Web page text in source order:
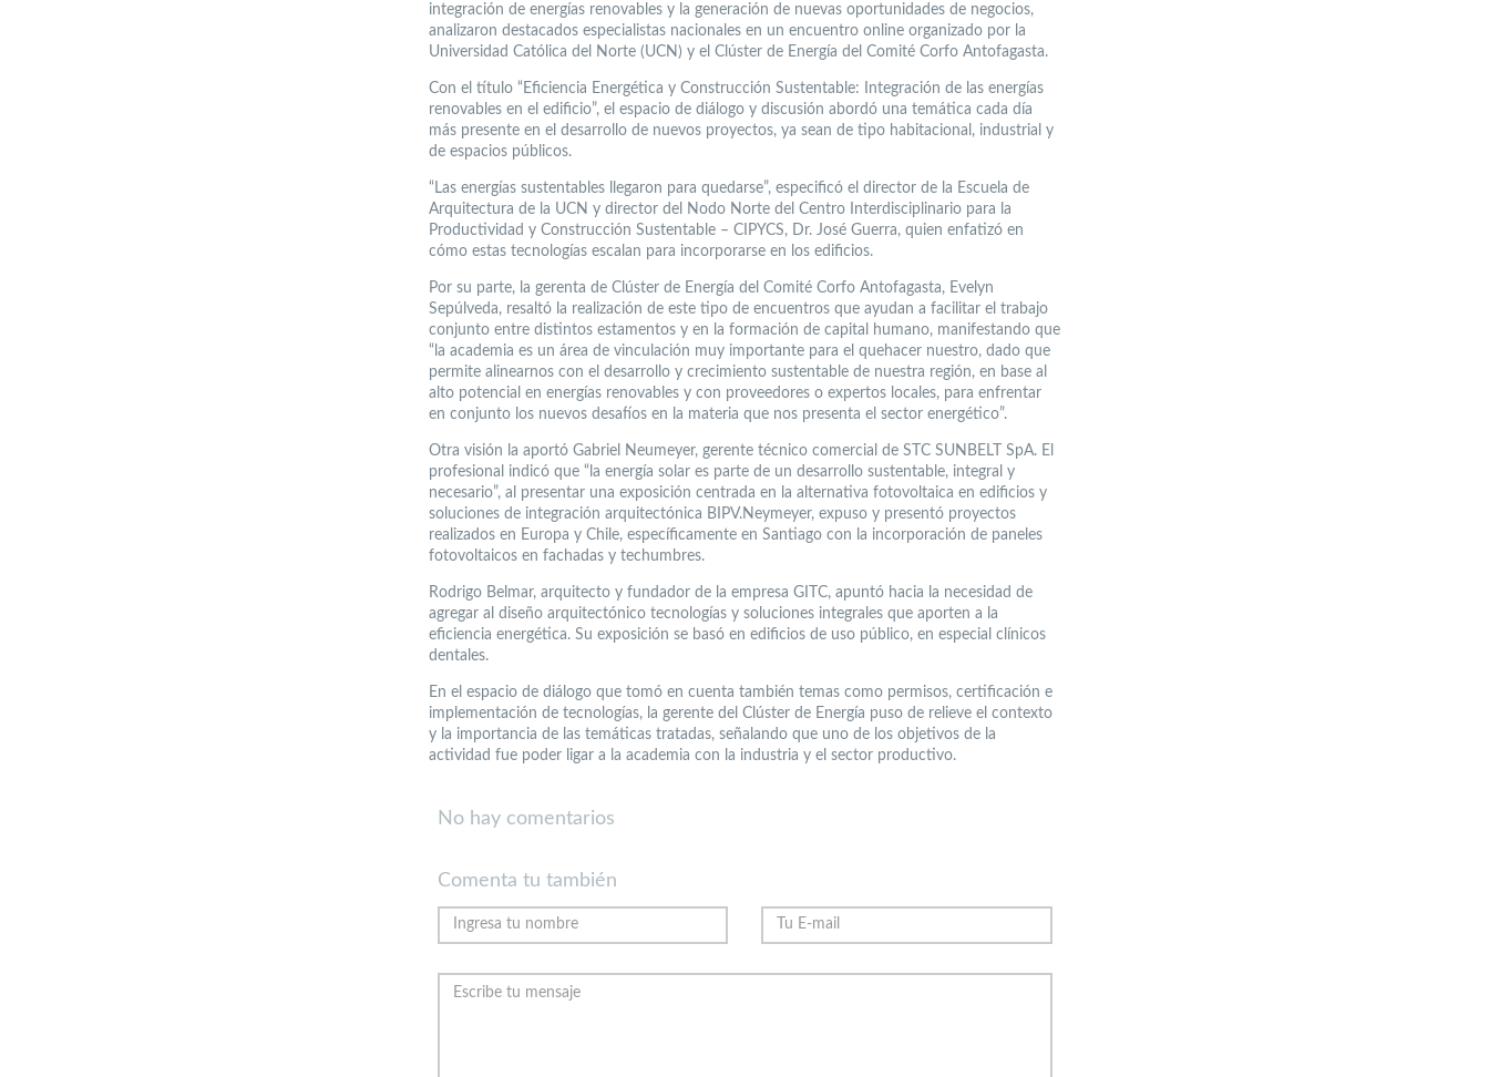
integración de energías renovables y la generación de nuevas oportunidades de negocios,
analizaron destacados especialistas nacionales en un encuentro online organizado por la
Universidad Católica del Norte (UCN) y el Clúster de Energía del Comité Corfo Antofagasta.
Con el título “Eficiencia Energética y Construcción Sustentable: Integración de las energías
renovables en el edificio”, el espacio de diálogo y discusión abordó una temática cada día
más presente en el desarrollo de nuevos proyectos, ya sean de tipo habitacional, industrial y
de espacios públicos.
“Las energías sustentables llegaron para quedarse”, especificó el director de la Escuela de
Arquitectura de la UCN y director del Nodo Norte del Centro Interdisciplinario para la
Productividad y Construcción Sustentable – CIPYCS, Dr. José Guerra, quien enfatizó en
cómo estas tecnologías escalan para incorporarse en los edificios.
Por su parte, la gerenta de Clúster de Energía del Comité Corfo Antofagasta, Evelyn
Sepúlveda, resaltó la realización de este tipo de encuentros que ayudan a facilitar el trabajo
conjunto entre distintos estamentos y en la formación de capital humano, manifestando que
“la academia es un área de vinculación muy importante para el quehacer nuestro, dado que
permite alinearnos con el desarrollo y crecimiento sustentable de nuestra región, en base al
alto potencial en energías renovables y con proveedores o expertos locales, para enfrentar
en conjunto los nuevos desafíos en la materia que nos presenta el sector energético”.
Otra visión la aportó Gabriel Neumeyer, gerente técnico comercial de STC SUNBELT SpA. El
profesional indicó que “la energía solar es parte de un desarrollo sustentable, integral y
necesario”, al presentar una exposición centrada en la alternativa fotovoltaica en edificios y
soluciones de integración arquitectónica BIPV.Neymeyer, expuso y presentó proyectos
realizados en Europa y Chile, específicamente en Santiago con la incorporación de paneles
fotovoltaicos en fachadas y techumbres.
Rodrigo Belmar, arquitecto y fundador de la empresa GITC, apuntó hacia la necesidad de
agregar al diseño arquitectónico tecnologías y soluciones integrales que aporten a la
eficiencia energética. Su exposición se basó en edificios de uso público, en especial clínicos
dentales.
En el espacio de diálogo que tomó en cuenta también temas como permisos, certificación e
implementación de tecnologías, la gerente del Clúster de Energía puso de relieve el contexto
y la importancia de las temáticas tratadas, señalando que uno de los objetivos de la
actividad fue poder ligar a la academia con la industria y el sector productivo.
No hay comentarios
Comenta tu también